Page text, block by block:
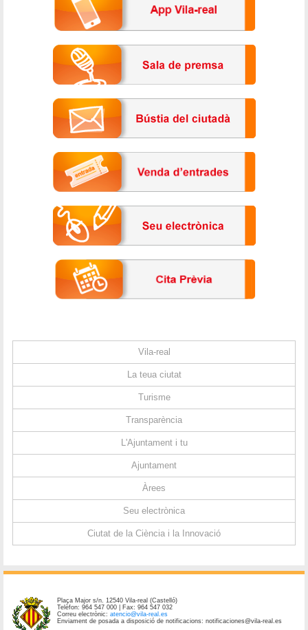
Vila-real
La teua ciutat
Turisme
Transparència
L'Ajuntament i tu
Ajuntament
Àrees
Seu electrònica
Ciutat de la Ciència i la Innovació
Plaça Major s/n. 12540 Vila-real (Castelló)
Telèfon: 964 547 000 | Fax: 964 547 032
Correu electrònic:atencio@vila-real.es
Enviament de posada a disposició de notificacions: notificaciones@vila-real.es